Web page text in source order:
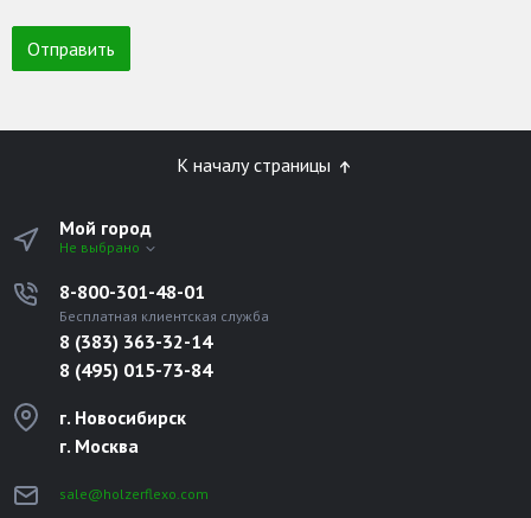
К началу страницы
Мой город
Не выбрано
8-800-301-48-01
Бесплатная клиентская служба
8 (383) 363-32-14
8 (495) 015-73-84
г. Новосибирск
г. Москва
sale@holzerflexo.com